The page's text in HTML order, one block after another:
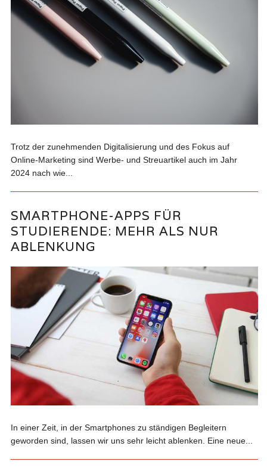
Trotz der zunehmenden Digitalisierung und des Fokus auf
Online-Marketing sind Werbe- und Streuartikel auch im Jahr
2024 nach wie...
SMARTPHONE-APPS FÜR
STUDIERENDE: MEHR ALS NUR
ABLENKUNG
In einer Zeit, in der Smartphones zu ständigen Begleitern
geworden sind, lassen wir uns sehr leicht ablenken. Eine neue...